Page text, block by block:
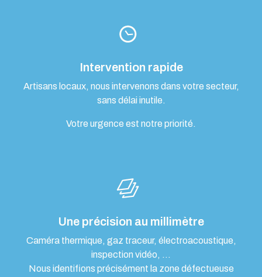
Intervention rapide
Artisans locaux, nous intervenons dans votre secteur,
sans délai inutile.
Votre urgence est notre priorité.
Une précision au millimètre
Caméra thermique, gaz traceur, électroacoustique,
inspection vidéo, …
Nous identifions précisément la zone défectueuse